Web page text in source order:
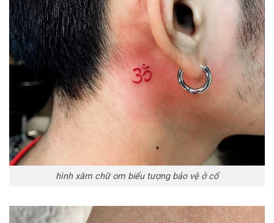
hình xăm chữ om biểu tượng bảo vệ ở cổ